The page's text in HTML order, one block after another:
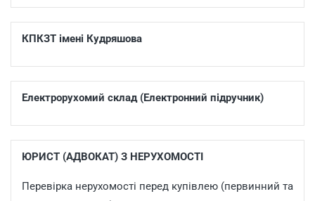
КПКЗТ імені Кудряшова
Електрорухомий склад (Електронний підручник)
ЮРИСТ (АДВОКАТ) З НЕРУХОМОСТІ
Перевірка нерухомості перед купівлею (первинний та